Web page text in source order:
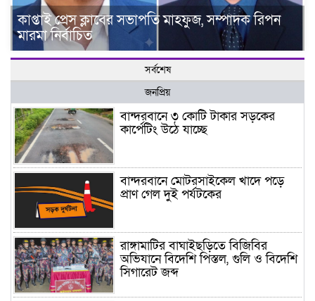
কাপ্তাই প্রেস ক্লাবের সভাপতি মাহফুজ, সম্পাদক রিপন
মারমা নির্বাচিত
সর্বশেষ
জনপ্রিয়
বান্দরবানে ৩ কোটি টাকার সড়কের
কার্পেটিং উঠে যাচ্ছে
বান্দরবানে মোটরসাইকেল খাদে পড়ে
প্রাণ গেল দুই পর্যটকের
রাঙ্গামাটির বাঘাইছড়িতে বিজিবির
অভিযানে বিদেশি পিস্তল, গুলি ও বিদেশি
সিগারেট জব্দ